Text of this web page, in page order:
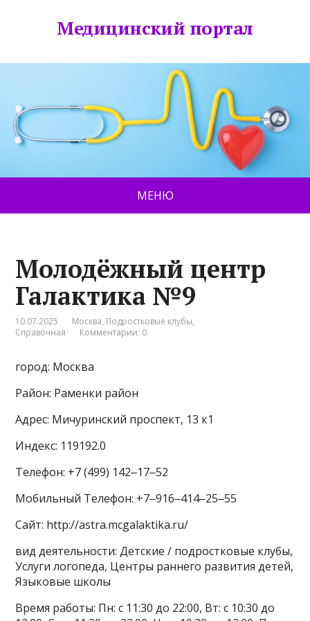
Медицинский портал
МЕНЮ
Молодёжный центр
Галактика №9
10.07.2025 Москва, Подростковые клубы,
Справочная
Комментарии: 0
город: Москва
Район: Раменки район
Адрес: Мичуринский проспект, 13 к1
Индекс: 119192.0
Телефон: +7 (499) 142‒17‒52
Мобильный Телефон: +7‒916‒414‒25‒55
Сайт: http://astra.mcgalaktika.ru/
вид деятельности: Детские / подростковые клубы,
Услуги логопеда, Центры раннего развития детей,
Языковые школы
Время работы: Пн: с 11:30 до 22:00, Вт: с 10:30 до